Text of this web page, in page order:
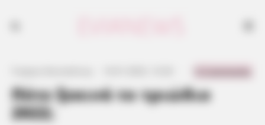
Πότε ξεκινά το τριώδιο
2022;